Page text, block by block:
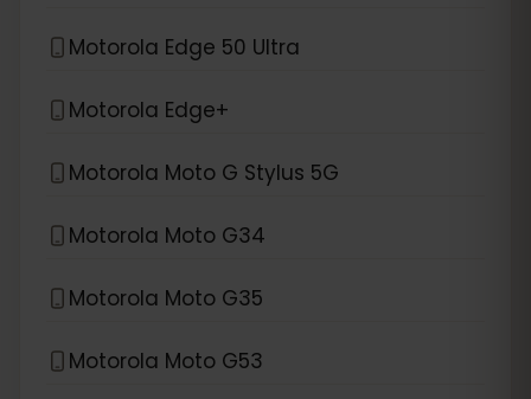
Motorola Edge 50 Ultra
Motorola Edge+
Motorola Moto G Stylus 5G
Motorola Moto G34
Motorola Moto G35
Motorola Moto G53